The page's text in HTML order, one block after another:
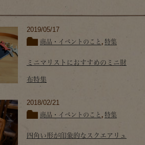
2019/05/17
商品・イベントのこと , 特集
ミニマリストにおすすめのミニ財
布特集
2018/02/21
商品・イベントのこと , 特集
四角い形が印象的なスクエアリュ